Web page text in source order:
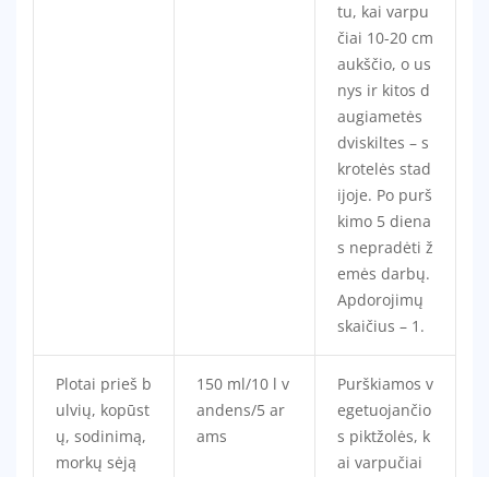
tu, kai varpu
čiai 10-20 cm
aukščio, o us
nys ir kitos d
augiametės
dviskiltes – s
krotelės stad
ijoje. Po purš
kimo 5 diena
s nepradėti ž
emės darbų.
Apdorojimų
skaičius – 1.
Plotai prieš b
ulvių, kopūst
ų, sodinimą,
morkų sėją
150 ml/10 l v
andens/5 ar
ams
Purškiamos v
egetuojančio
s piktžolės, k
ai varpučiai